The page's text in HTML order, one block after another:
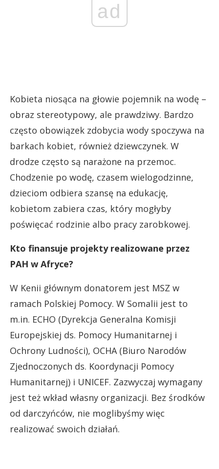
ad
Kobieta niosąca na głowie pojemnik na wodę –
obraz stereotypowy, ale prawdziwy. Bardzo
często obowiązek zdobycia wody spoczywa na
barkach kobiet, również dziewczynek. W
drodze często są narażone na przemoc.
Chodzenie po wodę, czasem wielogodzinne,
dzieciom odbiera szansę na edukację,
kobietom zabiera czas, który mogłyby
poświęcać rodzinie albo pracy zarobkowej.
Kto finansuje projekty realizowane przez
PAH w Afryce?
W Kenii głównym donatorem jest MSZ w
ramach Polskiej Pomocy. W Somalii jest to
m.in. ECHO (Dyrekcja Generalna Komisji
Europejskiej ds. Pomocy Humanitarnej i
Ochrony Ludności), OCHA (Biuro Narodów
Zjednoczonych ds. Koordynacji Pomocy
Humanitarnej) i UNICEF. Zazwyczaj wymagany
jest też wkład własny organizacji. Bez środków
od darczyńców, nie moglibyśmy więc
realizować swoich działań.